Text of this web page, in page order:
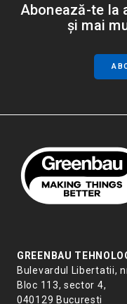
Abonează-te la
și mai
GREENBAU
Bulevardul Libertatii,
Bloc 113, sector 4,
040129 Bucuresti